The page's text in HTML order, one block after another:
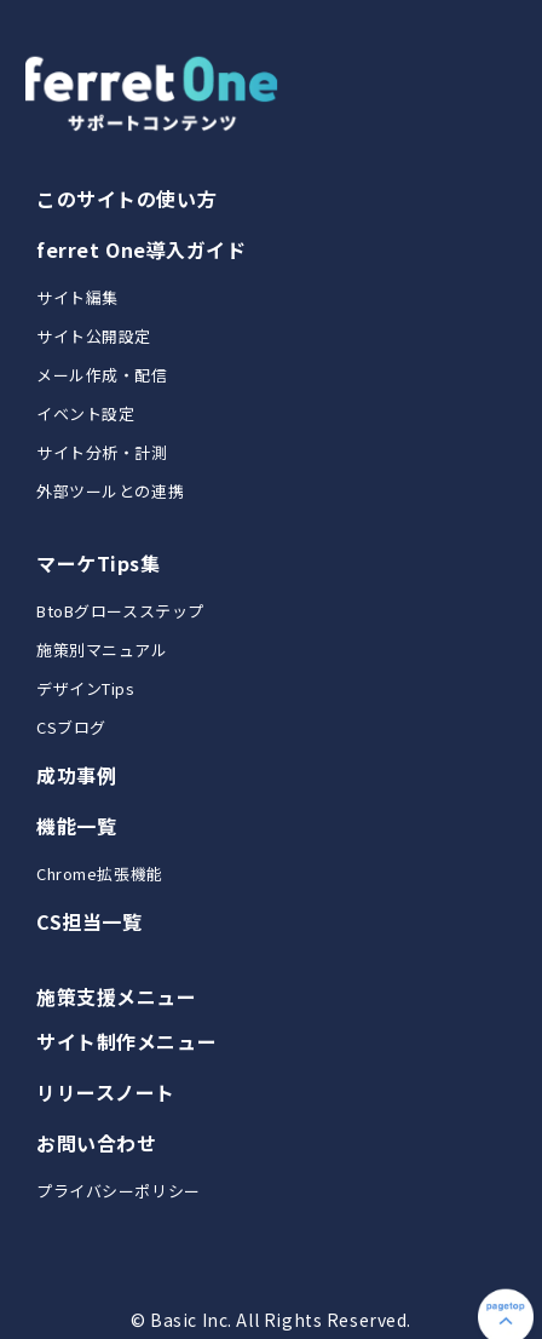
このサイトの使い方
ferret One導入ガイド
サイト編集
サイト公開設定
メール作成・配信
イベント設定
サイト分析・計測
外部ツールとの連携
マーケTips集
BtoBグロースステップ
施策別マニュアル
デザインTips
CSブログ
成功事例
機能一覧
Chrome拡張機能
CS担当一覧
施策支援メニュー
サイト制作メニュー
リリースノート
お問い合わせ
プライバシーポリシー
© Basic Inc. All Rights Reserved.